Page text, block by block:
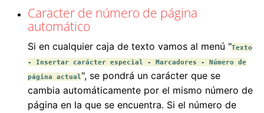
Caracter de número de página
automático
Si en cualquier caja de texto vamos al menú "Texto
- Insertar carácter especial - Marcadores - Número de
página actual", se pondrá un carácter que se
cambia automáticamente por el mismo número de
página en la que se encuentra. Si el número de